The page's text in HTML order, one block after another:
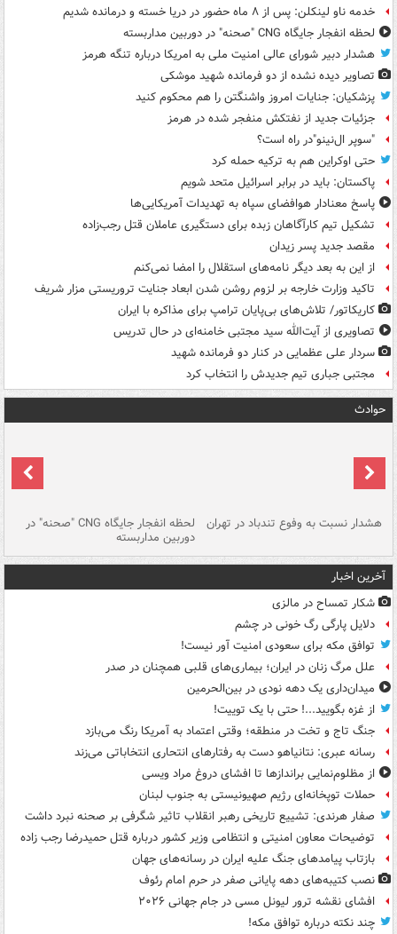
خدمه ناو لینکلن: پس از ۸ ماه حضور در دریا خسته و درمانده‌ شدیم
لحظه انفجار جایگاه CNG "صحنه" در دوربین مداربسته
هشدار دبیر شورای عالی امنیت ملی به امریکا درباره تنگه هرمز
تصاویر دیده‌ نشده از دو فرمانده شهید موشکی
پزشکیان: جنایات امروز واشنگتن را هم محکوم کنید
جزئیات جدید از نفتکش منفجر شده در هرمز
"سوپر ال‌نینو"در راه است؟
حتی اوکراین هم به ترکیه حمله کرد
پاکستان: باید در برابر اسرائیل متحد شویم
پاسخ معنادار هوافضای سپاه به تهدیدات آمریکایی‌ها
تشکیل تیم کارآگاهان زبده برای دستگیری عاملان قتل رجب‌زاده
مقصد جدید پسر زیدان
از این به بعد دیگر نامه‌های استقلال را امضا نمی‌کنم
تاکید وزارت خارجه بر لزوم روشن شدن ابعاد جنایت تروریستی مزار شریف
کاریکاتور/ تلاش‌های بی‌پایان ترامپ برای مذاکره با ایران
تصاویری از آیت‌الله سید مجتبی خامنه‌ای در حال تدریس
سردار علی عظمایی در کنار دو فرمانده شهید
مجتبی جباری تیم جدیدش را انتخاب کرد
حوادث
هشدار نسبت به وفوع تندباد در تهران لحظه انفجار جایگاه CNG "صحنه" در
دوربین مداربسته
آخرین اخبار
شکار تمساح در مالزی
دلایل پارگی رگ خونی در چشم
توافق مکه برای سعودی امنیت آور نیست!
علل مرگ زنان در ایران؛ بیماری‌های قلبی همچنان در صدر
میدان‌داری یک دهه نودی در بین‌الحرمین
از غزه بگویید...! حتی با یک توییت!
جنگ تاج و تخت در منطقه؛ وقتی اعتماد به آمریکا رنگ می‌بازد
رسانه عبری: نتانیاهو دست به رفتارهای انتحاری انتخاباتی می‌زند
از مظلوم‌نمایی براندازها تا افشای دروغ مراد ویسی
حملات توپخانه‌ای رژیم صهیونیستی به جنوب لبنان
صفار هرندی: تشییع تاریخی رهبر انقلاب تاثیر شگرفی بر صحنه نبرد داشت
توضیحات معاون امنیتی و انتظامی وزیر کشور درباره قتل حمیدرضا رجب زاده
بازتاب پیامدهای جنگ علیه ایران در رسانه‌های جهان
نصب کتیبه‌های دهه پایانی صفر در حرم امام رئوف
افشای نقشه ترور لیونل مسی در جام جهانی ۲۰۲۶
چند نکته درباره توافق مکه!